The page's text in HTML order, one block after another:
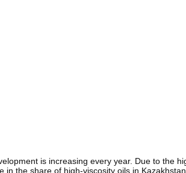
is increasing every year. Due to the
in the share of high-viscosity oils in